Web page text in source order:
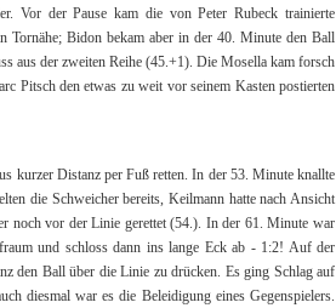
Vor der Pause kam die von Peter Rubeck trainierte
Bidon bekam aber in der 40. Minute den Ball
aus der zweiten Reihe (45.+1). Die Mosella kam forsch
Pitsch den etwas zu weit vor seinem Kasten postierten
kurzer Distanz per Fuß retten. In der 53. Minute knallte
die Schweicher bereits, Keilmann hatte nach Ansicht
noch vor der Linie gerettet (54.). In der 61. Minute war
und schloss dann ins lange Eck ab - 1:2! Auf der
den Ball über die Linie zu drücken. Es ging Schlag auf
diesmal war es die Beleidigung eines Gegenspielers.